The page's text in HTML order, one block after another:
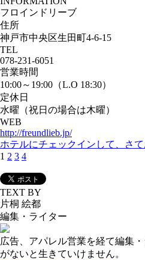
フロインドリーブ
住所
神戸市中央区生田町4-6-15
TEL
078-231-6051
営業時間
10:00～19:00（L.O 18:30）
定休日
水曜（祝日の場合は木曜）
WEB
http://freundlieb.jp/
ホテルにチェックインして、さ
1 2 3 4
TEXT BY
片桐 絵都
編集・ライター
広告、アパレル営業を経て編集
がないと生きていけません。